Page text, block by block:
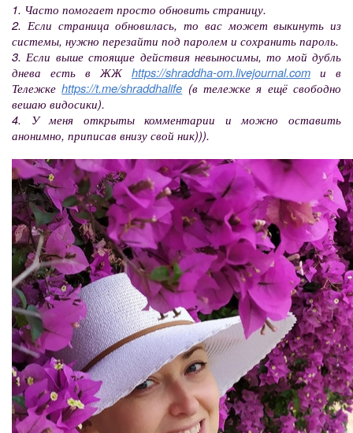
1. Часто помогает просто обновить страницу.
2. Если страница обновилась, то вас может выкинуть из
системы, нужно перезайти под паролем и сохранить пароль.
3. Если выше стоящие действия невыносимы, то мой дубль
днева есть в ЖЖ https://shraddha-om.livejournal.com и в
Тележкеhttps://t.me/shraddhalife (в тележке я ещё свободно
вешаю видосики).
4. У меня открыты комментарии и можно оставить
анонимно, приписав внизу свой ник))).